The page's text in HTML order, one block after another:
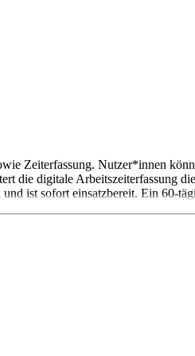
Zeiterfassung. Nutzer*innen
die digitale
ist sofort einsatzbereit. Ein 60-